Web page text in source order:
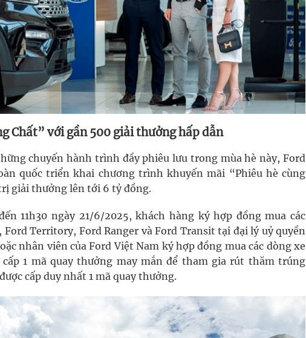
Chất” với gần 500 giải thưởng hấp dẫn
chuyến hành trình đầy phiêu lưu trong mùa hè này, Ford
quốc triển khai chương trình khuyến mãi “Phiêu hè cùng
giải thưởng lên tới 6 tỷ đồng.
11h30 ngày 21/6/2025, khách hàng ký hợp đồng mua các
Ford Territory, Ford Ranger và Ford Transit tại đại lý uỷ quyền
nhân viên của Ford Việt Nam ký hợp đồng mua các dòng xe
1 mã quay thưởng may mắn để tham gia rút thăm trúng
cấp duy nhất 1 mã quay thưởng.